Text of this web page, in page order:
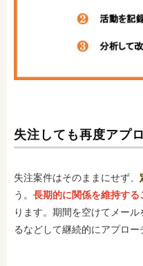
失注しても再度アプ
失注案件はそのままにせず、
う。 長期的に関係を維持す
ります。期間を空けてメー
るなどして継続的にアプロー